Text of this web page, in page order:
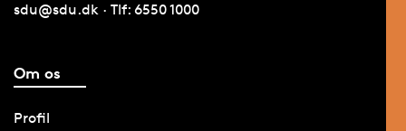
sdu@sdu.dk · Tlf: 6550 1000
Om os
Profil